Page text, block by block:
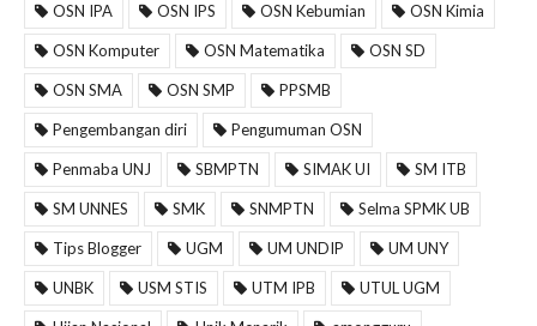
OSN IPA OSN IPS OSN Kebumian OSN Kimia
OSN Komputer OSN Matematika OSN SD
OSN SMA OSN SMP PPSMB
Pengembangan diri Pengumuman OSN
Penmaba UNJ SBMPTN SIMAK UI SM ITB
SM UNNES SMK SNMPTN Selma SPMK UB
Tips Blogger UGM UM UNDIP UM UNY
UNBK USM STIS UTM IPB UTUL UGM